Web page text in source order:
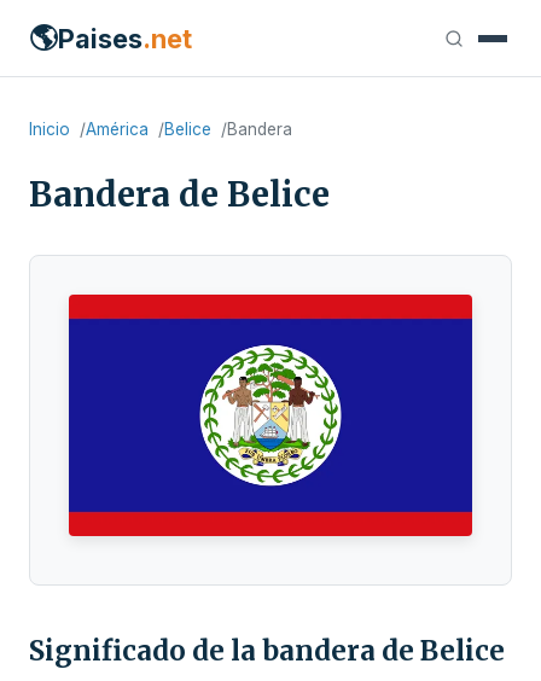
🌎Paises.net
Inicio América Belice Bandera
Bandera de Belice
Significado de la bandera de Belice